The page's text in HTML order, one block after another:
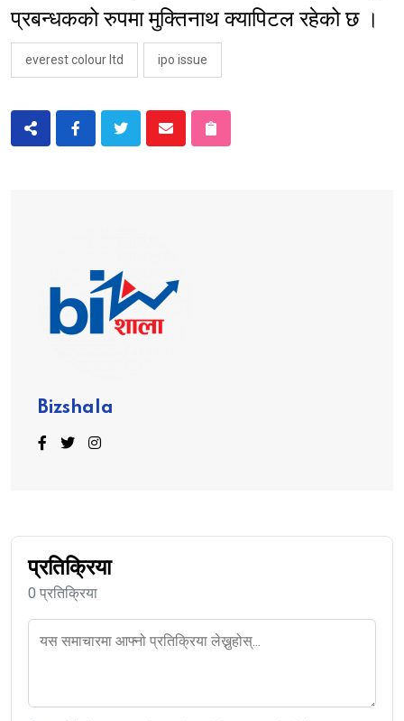
प्रबन्धकको रुपमा मुक्तिनाथ क्यापिटल रहेको छ ।
everest colour ltd ipo issue
Bizshala
प्रतिक्रिया
0 प्रतिक्रिया